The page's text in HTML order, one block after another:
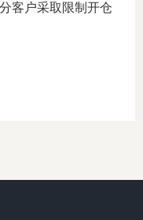
客户采取限制开仓